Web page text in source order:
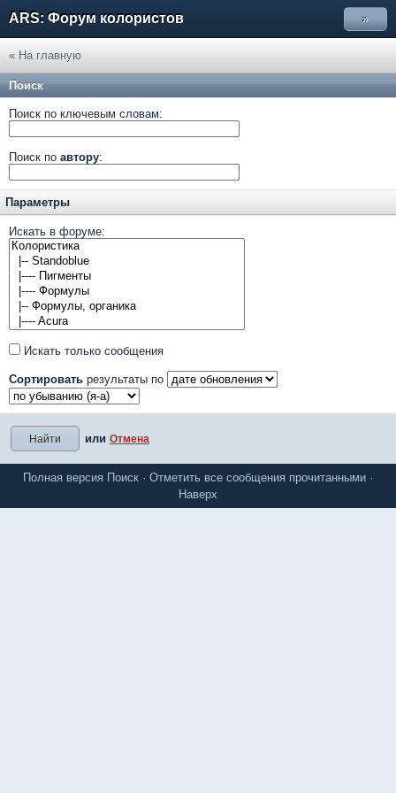
ARS: Форум колористов »
« На главную
Поиск
Поиск по ключевым словам:
Поиск по автору:
Параметры
Искать в форуме:
Искать только сообщения
Сортировать результаты по
или Отмена
Полная версия Поиск · Отметить все сообщения прочитанными ·
Наверх